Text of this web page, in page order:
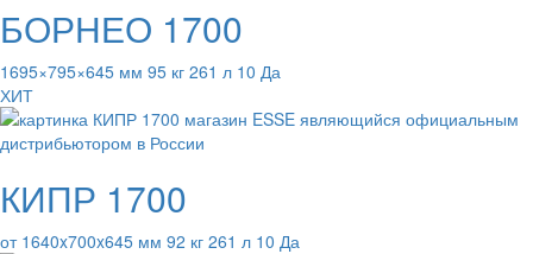
БОРНЕО 1700
1695×795×645 мм 95 кг 261 л 10 Да
ХИТ
КИПР 1700
от 1640x700x645 мм 92 кг 261 л 10 Да